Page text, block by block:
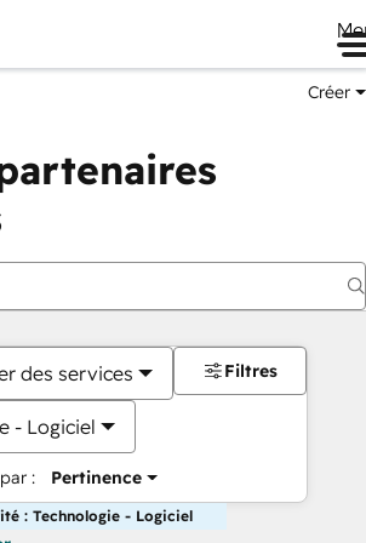
Créer
des services
- Logiciel
: Pertinence
Filtres
: Technologie - Logiciel